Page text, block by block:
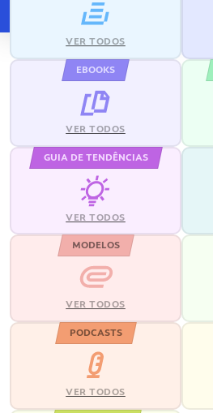
VER TODOS
EBOOKS
VER TODOS
GUIA DE TENDÊNCIAS
VER TODOS
MODELOS
VER TODOS
PODCASTS
VER TODOS